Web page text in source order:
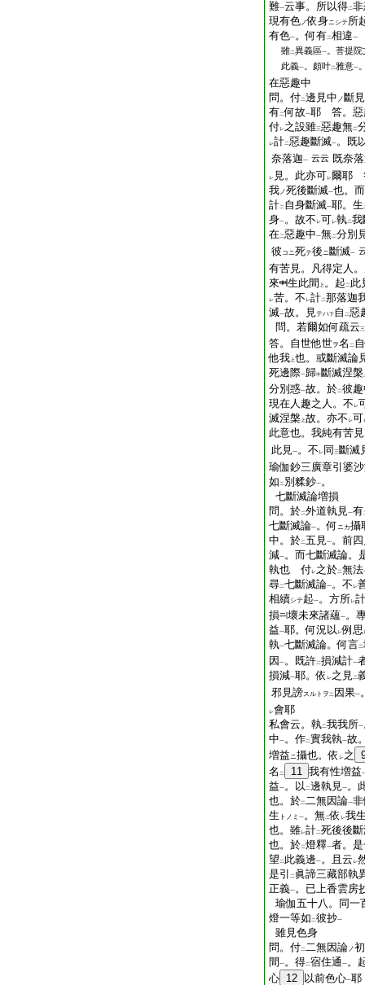
難一云事。所以得二
現有色ノ依身ニシテ所
有色一。何有二相違一
雖二異義區一 。菩提
此義一 。頗叶二 雅意一
在惡趣中
問。付二邊見中 ノ 斷見
有二何故一耶 答。惡
付レ之設雖三惡趣無二
レ計二惡趣斷滅一。既
奈落迦一 云云 既奈
レ 見。此亦可レ爾耶
我ノ死後斷滅一也。
計二 自身斷滅一耶。生
身一。故不 レ可レ執二我
在二惡趣中一無二分別
彼 コニ死テ後ニ斷滅一
有苦見。凡得定人
來
生此間 上 。起 二 此
レ苦。不 レ計二那落迦
滅一故。見テハ下自 二惡
問。若爾如何疏云三
答。自世他世ヲ名 二
他我 上也。或斷滅論
死邊際一歸中斷滅涅槃
分別惑一故。於二彼
現在人趣之人。不 レ
滅涅槃 上故。亦不 レ可
此意也。我純有苦
此見一。不 レ 同 三斷滅
瑜伽鈔三廣章引婆
如 二 別糅鈔一。
七斷滅論増損
問。於二外道執見一有
七斷滅論一。何ニカ攝
中。於二五見一。前
減一。而七斷滅論。
執也 付レ之於二無法
尋二七斷滅論一。不 レ
相續シテ起一。方所レ計
損
壞未來諸蘊一。
益一耶。何況以 レ例思
執一七斷滅論。何言二
因 一。既許二損減計一
損減一耶。依 レ之見二
邪見謗スルトヲ 二 因果一
レ會耶
私會云。執二我我所一
中一。作二實我執一故
増益ニ攝也。依 レ之
名 二 11 我有性増益
益一。以 二邊執見一。
也。於二二無因論一
生 トノミ 一。無二依 レ我
也。雖レ計二死後後
也。於二燈釋一者。
望 二 此義邊一。且云 レ
是引
二 眞諦三藏部執
正義一。已上香雲房
瑜伽五十八。同一
燈一等如 二彼抄一
雖見色身
問。付二二無因論ノ
間 一。得二宿住通一。
心 12 以前色心一耶